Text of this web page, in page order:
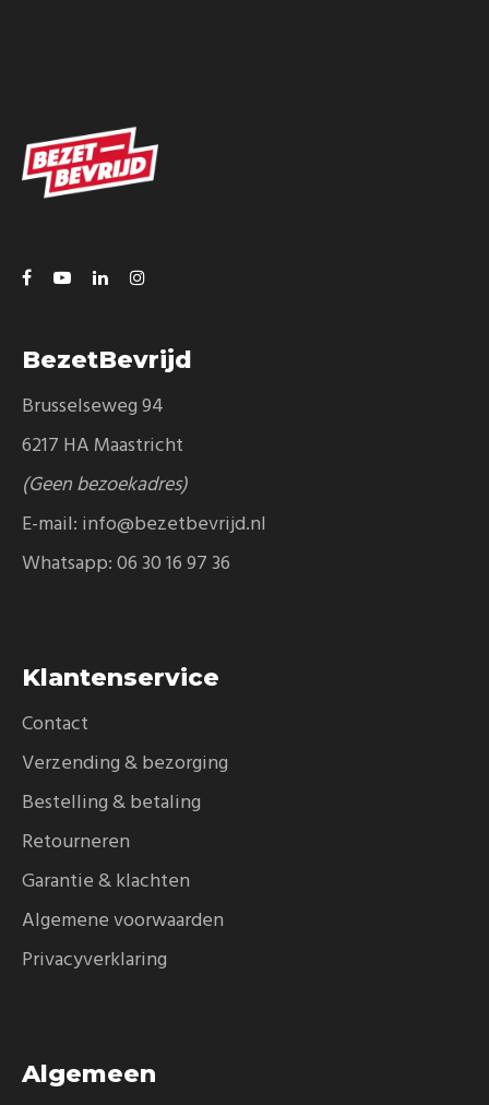
BezetBevrijd
Brusselseweg 94
6217 HA Maastricht
(Geen bezoekadres)
E-mail: info@bezetbevrijd.nl
Whatsapp:06 30 16 97 36
Klantenservice
Contact
Verzending & bezorging
Bestelling & betaling
Retourneren
Garantie & klachten
Algemene voorwaarden
Privacyverklaring
Algemeen